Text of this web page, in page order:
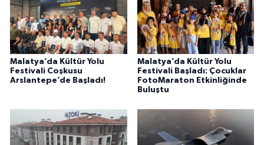
Malatya’da Kültür Yolu
Festivali Coşkusu
Arslantepe’de Başladı!
Malatya’da Kültür Yolu
Festivali Başladı: Çocuklar
FotoMaraton Etkinliğinde
Buluştu